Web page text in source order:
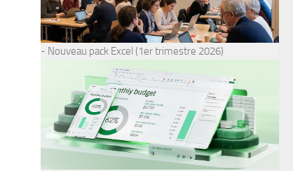
- Nouveau pack Excel (1er trimestre 2026)